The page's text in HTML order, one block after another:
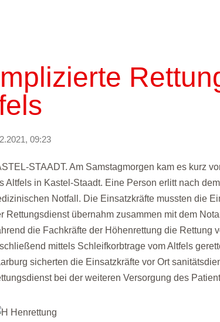
09:23
STAADT. Am Samstagmorgen kam es kurz
Altfels in Kastel-Staadt. Eine Person erlitt nach
Notfall. Die Einsatzkräfte mussten die
Rettungsdienst übernahm zusammen mit dem
die Fachkräfte der Höhenrettung die Rettung
mittels Schleifkorbtrage vom Altfels
sicherten die Einsatzkräfte vor Ort
bei der weiteren Versorgung des